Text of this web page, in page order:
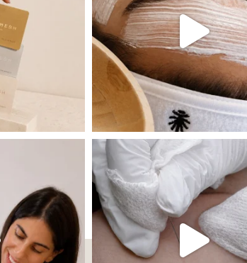
שהעור פשוט צריך לעצור רגע, לנשום ולהתאזן תהליך אחד שיכול